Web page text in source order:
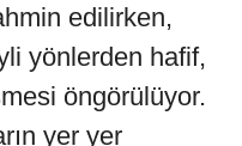
edilirken,
yönlerden hafif,
öngörülüyor.
yer yer